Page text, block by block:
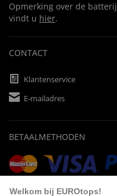
Opmerking over de batterij
vindt u hier.
CONTACT
Klantenservice
E-mailadres
BETAALMETHODEN
Welkom bij EUROtops!